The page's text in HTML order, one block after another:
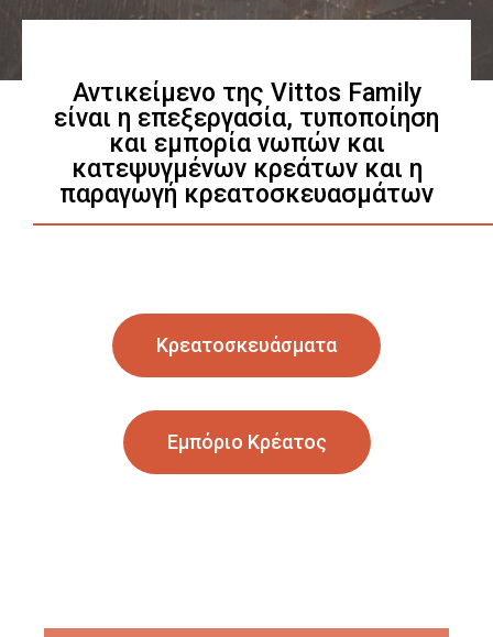
Αντικείμενο της Vittos Family
είναι η επεξεργασία, τυποποίηση
και εμπορία νωπών και
κατεψυγμένων κρεάτων και η
παραγωγή κρεατοσκευασμάτων
Κρεατοσκευάσματα
Εμπόριο Κρέατος